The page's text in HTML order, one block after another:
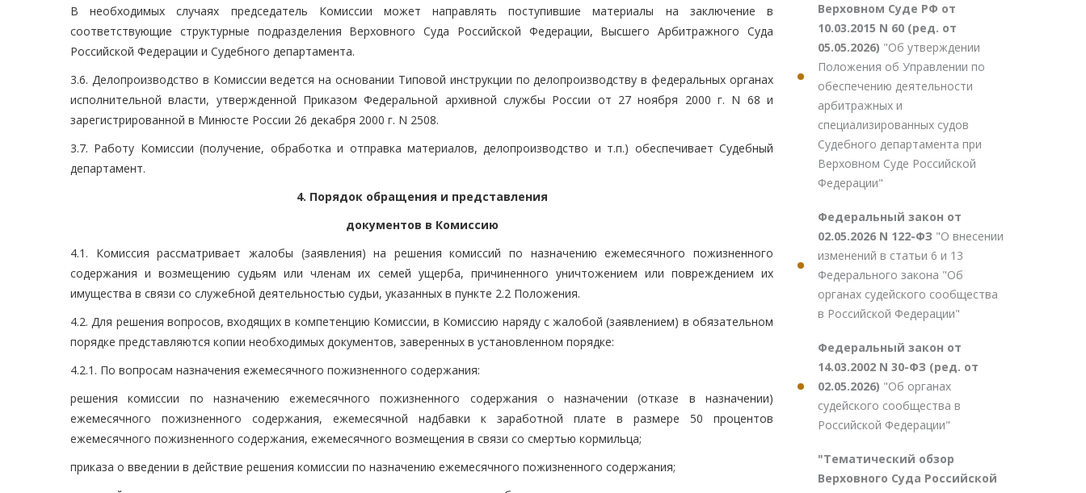
В необходимых случаях председатель Комиссии может направлять поступившие материалы на заключение в
соответствующие структурные подразделения Верховного Суда Российской Федерации, Высшего Арбитражного Суда
Российской Федерации и Судебного департамента.
3.6. Делопроизводство в Комиссии ведется на основании Типовой инструкции по делопроизводству в федеральных органах
исполнительной власти, утвержденной Приказом Федеральной архивной службы России от 27 ноября 2000 г. N 68 и
зарегистрированной в Минюсте России 26 декабря 2000 г. N 2508.
3.7. Работу Комиссии (получение, обработка и отправка материалов, делопроизводство и т.п.) обеспечивает Судебный
департамент.
4. Порядок обращения и представления
документов в Комиссию
4.1. Комиссия рассматривает жалобы (заявления) на решения комиссий по назначению ежемесячного пожизненного
содержания и возмещению судьям или членам их семей ущерба, причиненного уничтожением или повреждением их
имущества в связи со служебной деятельностью судьи, указанных в пункте 2.2 Положения.
4.2. Для решения вопросов, входящих в компетенцию Комиссии, в Комиссию наряду с жалобой (заявлением) в обязательном
порядке представляются копии необходимых документов, заверенных в установленном порядке:
4.2.1. По вопросам назначения ежемесячного пожизненного содержания:
решения комиссии по назначению ежемесячного пожизненного содержания о назначении (отказе в назначении)
ежемесячного пожизненного содержания, ежемесячной надбавки к заработной плате в размере 50 процентов
ежемесячного пожизненного содержания, ежемесячного возмещения в связи со смертью кормильца;
приказа о введении в действие решения комиссии по назначению ежемесячного пожизненного содержания;
Верховном Суде РФ от
10.03.2015 N 60 (ред. от
05.05.2026) "Об утверждении
Положения об Управлении по
обеспечению деятельности
арбитражных и
специализированных судов
Судебного департамента при
Верховном Суде Российской
Федерации"
Федеральный закон от
02.05.2026 N 122-ФЗ "О внесении
изменений в статьи 6 и 13
Федерального закона "Об
органах судейского сообщества
в Российской Федерации"
Федеральный закон от
14.03.2002 N 30-ФЗ (ред. от
02.05.2026) "Об органах
судейского сообщества в
Российской Федерации"
"Тематический обзор
Верховного Суда Российской